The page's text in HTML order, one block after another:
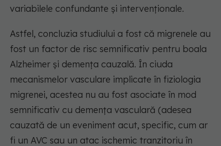
variabilele confundante și intervenționale.
Astfel, concluzia studiului a fost că migrenele au
fost un factor de risc semnificativ pentru boala
Alzheimer și demența cauzală. În ciuda
mecanismelor vasculare implicate în fiziologia
migrenei, acestea nu au fost asociate în mod
semnificativ cu demența vasculară (adesea
cauzată de un eveniment acut, specific, cum ar
fi un AVC sau un atac ischemic tranzitoriu în